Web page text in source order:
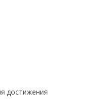
достижения